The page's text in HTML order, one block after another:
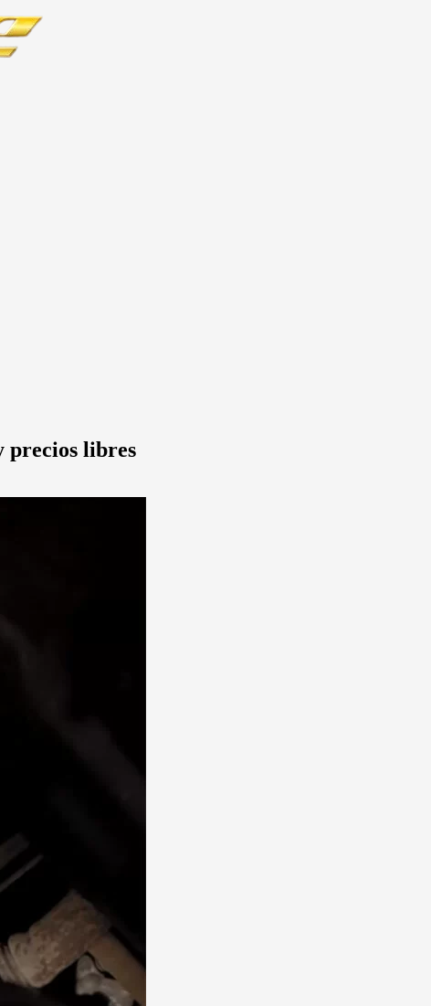
precios libres